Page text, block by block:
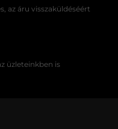
az áru visszaküldéséért
üzleteinkben is